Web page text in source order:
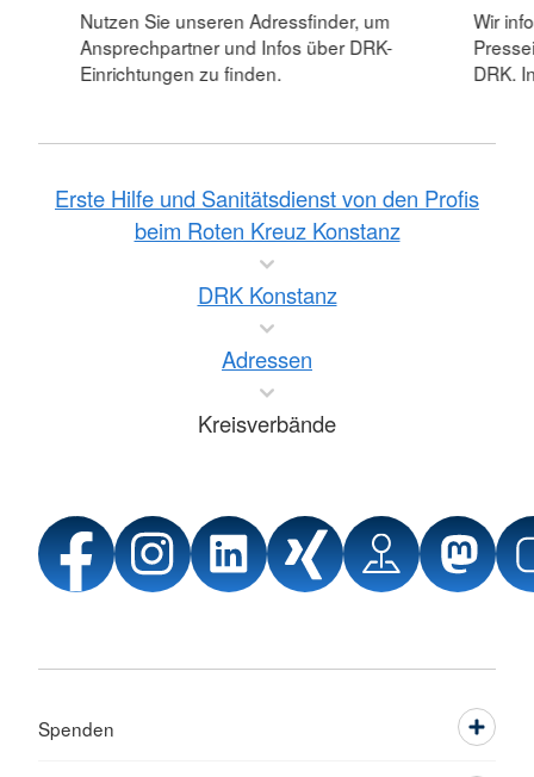
Nutzen Sie unseren Adressfinder, um
Ansprechpartner und Infos über DRK-
Einrichtungen zu finden.
Wir
DRK.
Erste Hilfe und Sanitätsdienst von den Profis
beim Roten Kreuz Konstanz
DRK Konstanz
Adressen
Kreisverbände
Spenden